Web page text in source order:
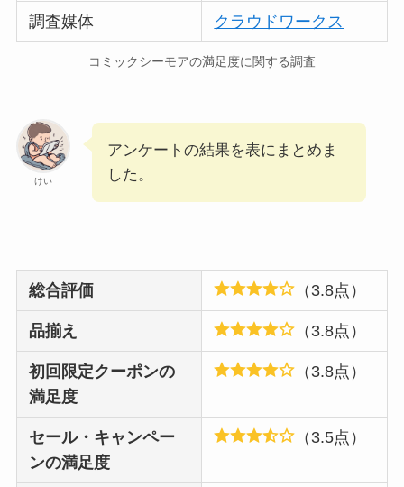
調査媒体 クラウドワークス
コミックシーモアの満足度に関する調査
けい
アンケートの結果を表にまとめま
した。
総合評価 （3.8点）
品揃え （3.8点）
初回限定クーポンの
満足度
（3.8点）
セール・キャンペー
ンの満足度
（3.5点）